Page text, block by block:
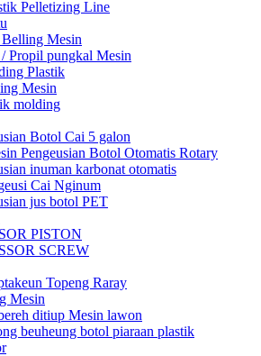
Pelletizing Line
Belling Mesin
Propil pungkal Mesin
Plastik
Mesin
molding
Botol Cai 5 galon
Pengeusian Botol Otomatis Rotary
inuman karbonat otomatis
Cai Nginum
jus botol PET
PISTON
SCREW
Topeng Raray
Mesin
ditiup Mesin lawon
beuheung botol piaraan plastik